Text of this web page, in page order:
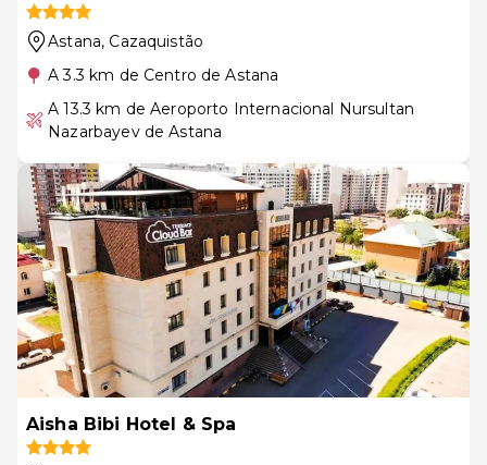
Astana, Cazaquistão
A 3.3 km de Centro de Astana
A 13.3 km de Aeroporto Internacional Nursultan
Nazarbayev de Astana
Aisha Bibi Hotel & Spa